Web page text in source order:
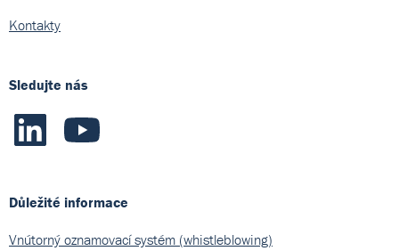
Kontakty
Sledujte nás
Důležité informace
Vnútorný oznamovací systém (whistleblowing)